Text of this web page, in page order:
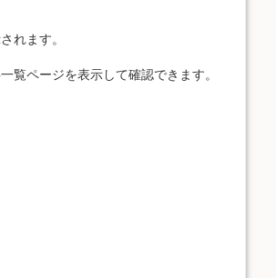
れます。
覧ページを表示して確認できます。